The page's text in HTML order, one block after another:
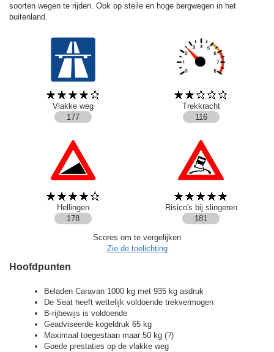
soorten wegen te rijden. Ook op steile en hoge bergwegen in het
buitenland.
Vlakke weg
Trekkracht
177
116
Hellingen
Risico's bij slingeren
178
181
Scores om te vergelijken
Zie de toelichting
Hoofdpunten
Beladen Caravan 1000 kg met 935 kg asdruk
De Seat heeft wettelijk voldoende trekvermogen
B-rijbewijs is voldoende
Geadviseerde kogeldruk 65 kg
Maximaal toegestaan maar 50 kg (?)
Goede prestaties op de vlakke weg